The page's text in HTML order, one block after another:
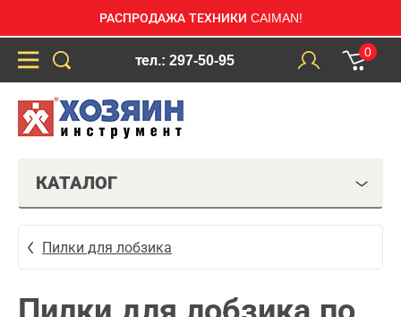
РАСПРОДАЖА ТЕХНИКИ CAIMAN!
тел.: 297-50-95
0
КАТАЛОГ
Пилки для лобзика